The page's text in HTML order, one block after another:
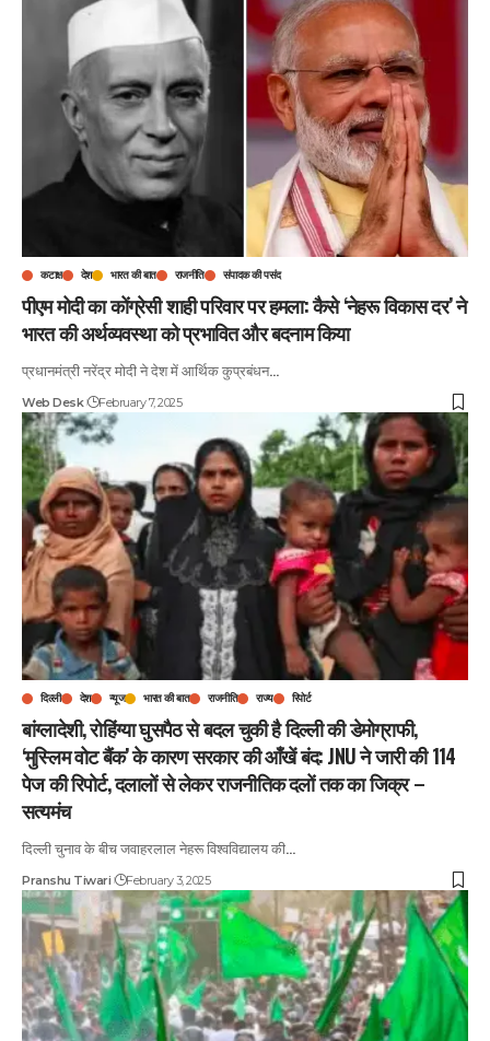
कटाक्ष देश भारत की बात राजनीति संपादक की पसंद
पीएम मोदी का कोंग्रेसी शाही परिवार पर हमला: कैसे ‘नेहरू विकास दर’ ने
भारत की अर्थव्यवस्था को प्रभावित और बदनाम किया
प्रधानमंत्री नरेंद्र मोदी ने देश में आर्थिक कुप्रबंधन…
Web Desk February 7, 2025
दिल्ली देश न्यूज भारत की बात राजनीति राज्य रिपोर्ट
बांग्लादेशी, रोहिंग्या घुसपैठ से बदल चुकी है दिल्ली की डेमोग्राफी,
‘मुस्लिम वोट बैंक’ के कारण सरकार की आँखें बंद: JNU ने जारी की 114
पेज की रिपोर्ट, दलालों से लेकर राजनीतिक दलों तक का जिक्र –
सत्यमंच
दिल्ली चुनाव के बीच जवाहरलाल नेहरू विश्वविद्यालय की…
Pranshu Tiwari February 3, 2025